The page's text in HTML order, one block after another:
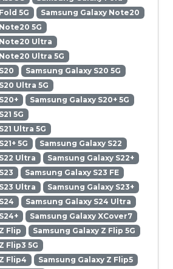
5G
Samsung Galaxy Note20
5G
Ultra
Ultra 5G
Samsung Galaxy S20 5G
Ultra 5G
Samsung Galaxy S20+ 5G
5G
Ultra 5G
5G
Samsung Galaxy S22
Ultra
Samsung Galaxy S22+
Samsung Galaxy S23 FE
Ultra
Samsung Galaxy S23+
Samsung Galaxy S24 Ultra
Samsung Galaxy XCover7
Flip
Samsung Galaxy Z Flip 5G
Flip3 5G
Flip4
Samsung Galaxy Z Flip5